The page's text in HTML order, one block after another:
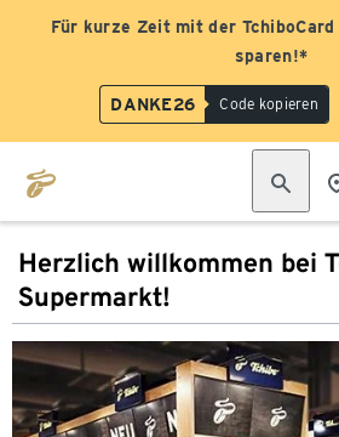
Für kurze Zeit mit der
sparen!*
DANKE26 Code kopieren
Herzlich willkommen bei
Supermarkt!